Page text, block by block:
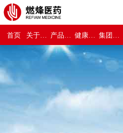
首页 关于燃烽医药 产品世界 健康与保障 集团新闻